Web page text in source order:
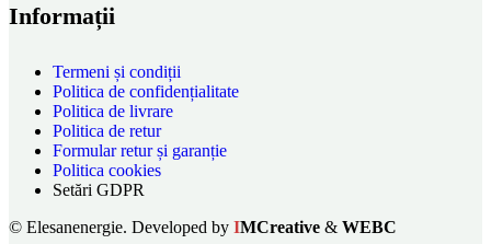
Informații
Termeni și condiții
Politica de confidențialitate
Politica de livrare
Politica de retur
Formular retur și garanție
Politica cookies
Setări GDPR
© Elesanenergie. Developed by IMCreative & WEBC